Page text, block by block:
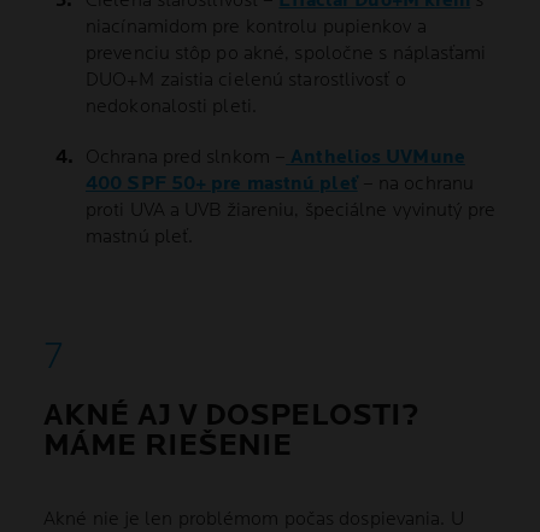
niacínamidom pre kontrolu pupienkov a
prevenciu stôp po akné, spoločne s náplasťami
DUO+M zaistia cielenú starostlivosť o
nedokonalosti pleti.
Ochrana pred slnkom –
Anthelios UVMune
400 SPF 50+ pre mastnú pleť– na ochranu
proti UVA a UVB žiareniu, špeciálne vyvinutý pre
mastnú pleť.
AKNÉ AJ V DOSPELOSTI?
MÁME RIEŠENIE
Akné nie je len problémom počas dospievania. U